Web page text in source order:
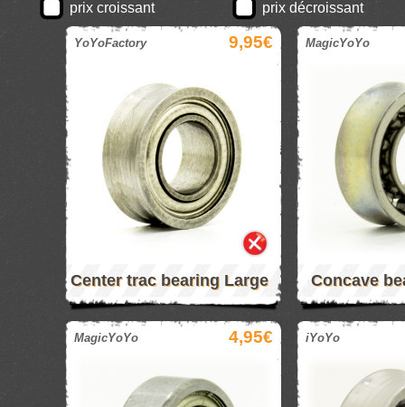
prix croissant prix décroissant
YoYoFactory 9,95€
Center trac bearing Large
MagicYoYo
Concave
MagicYoYo 4,95€ iYoYo